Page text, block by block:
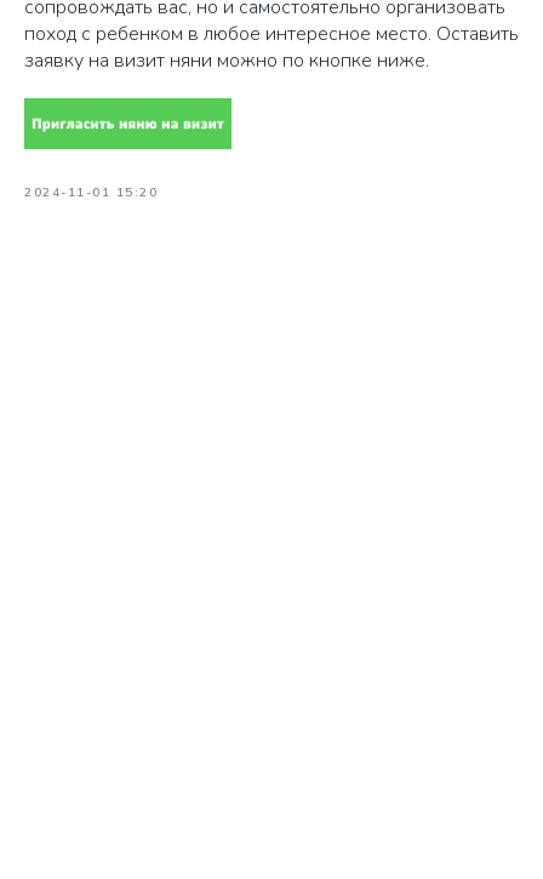
сопровождать вас, но и самостоятельно организовать
поход с ребенком в любое интересное место. Оставить
заявку на визит няни можно по кнопке ниже.
2024-11-01 15:20